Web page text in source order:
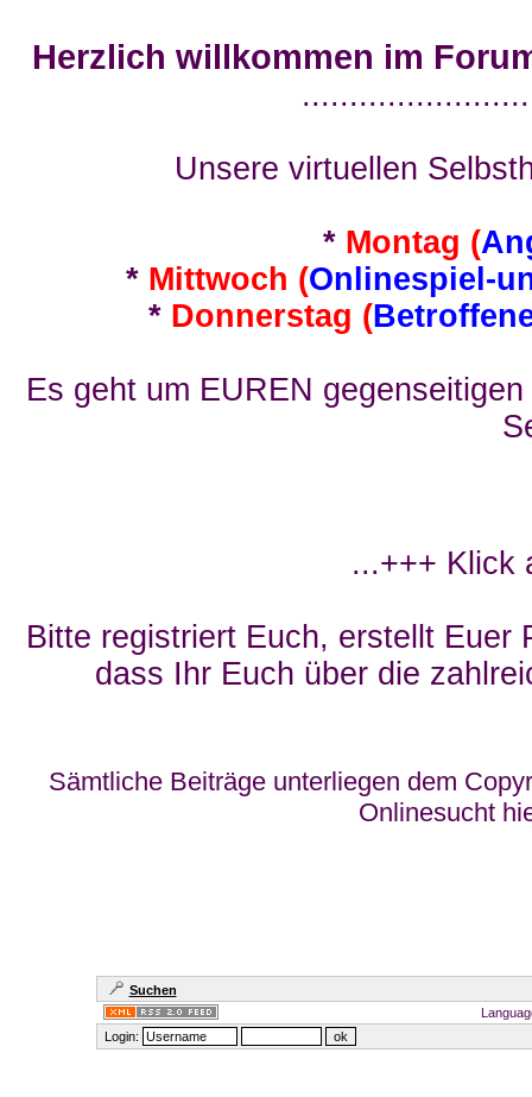
Herzlich willkommen im
Unsere virtuellen
* Montag (
* Mittwoch (Onlinespiel-
* Donnerstag (
Es geht um EUREN
...+++ Klick
Bitte registriert Euch, erstellt Euer
dass Ihr Euch über die
Sämtliche Beiträge unterliegen dem
Onlinesucht
Suchen
Login: